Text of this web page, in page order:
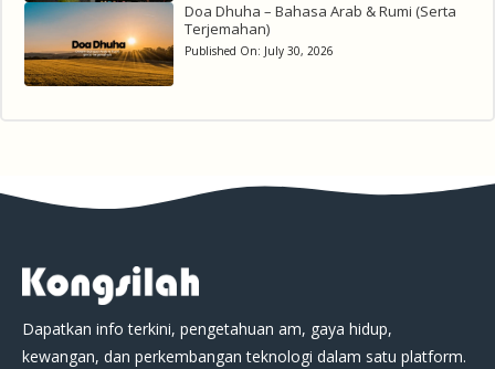
Doa Dhuha – Bahasa Arab & Rumi (Serta
Terjemahan)
Published On: July 30, 2026
Dapatkan info terkini, pengetahuan am, gaya hidup,
kewangan, dan perkembangan teknologi dalam satu platform.